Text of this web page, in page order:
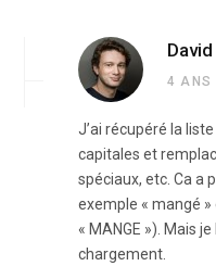
4 ANS
J’ai récupéré la
capitales et
spéciaux, etc. Ca a
exemple « mangé
« MANGE »). Mais
chargement.